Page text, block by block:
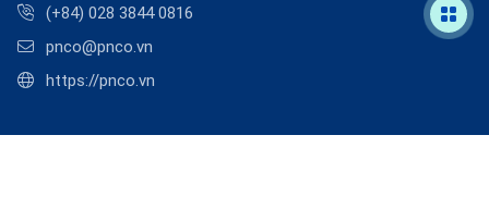
(+84) 028 3844 0816
pnco@pnco.vn
https://pnco.vn